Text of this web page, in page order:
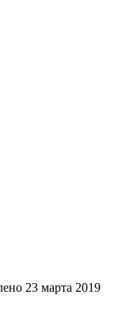
23 марта 2019